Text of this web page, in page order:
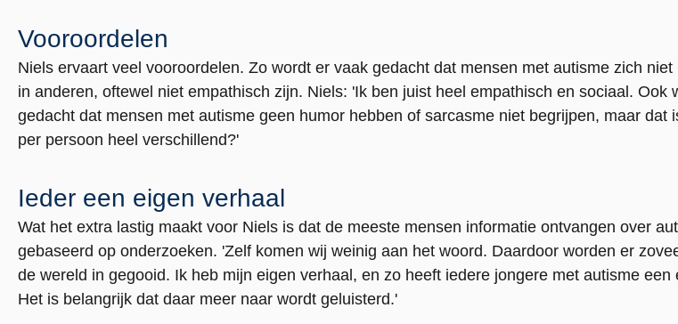
Vooroordelen
Niels ervaart veel vooroordelen. Zo wordt er vaak gedacht dat mensen met autisme zich niet
in anderen, oftewel niet empathisch zijn. Niels: 'Ik ben juist heel empathisch en sociaal. Ook
gedacht dat mensen met autisme geen humor hebben of sarcasme niet begrijpen, maar dat
per persoon heel verschillend?'
Ieder een eigen verhaal
Wat het extra lastig maakt voor Niels is dat de meeste mensen informatie ontvangen over
gebaseerd op onderzoeken. 'Zelf komen wij weinig aan het woord. Daardoor worden er
de wereld in gegooid. Ik heb mijn eigen verhaal, en zo heeft iedere jongere met autisme een
Het is belangrijk dat daar meer naar wordt geluisterd.'